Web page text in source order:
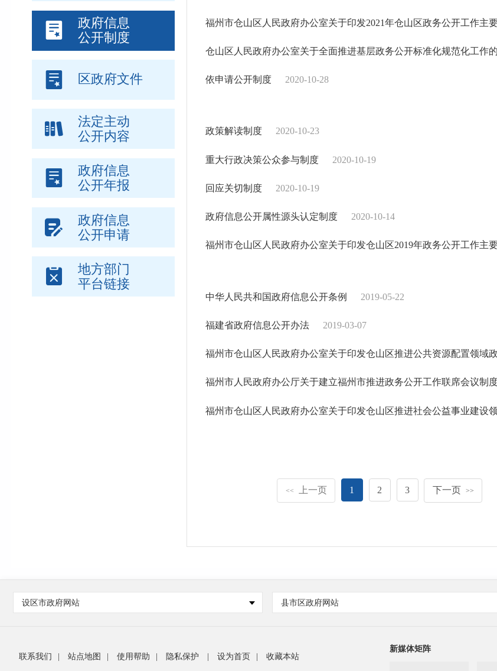
政府信息
公开制度
区政府文件
法定主动
公开内容
政府信息
公开年报
政府信息
公开申请
地方部门
平台链接
福州市仓山区人民政府办公室关于印发2021年仓山区政务公开工作主
仓山区人民政府办公室关于全面推进基层政务公开标准化规范化工作
依申请公开制度 2020-10-28
政策解读制度 2020-10-23
重大行政决策公众参与制度 2020-10-19
回应关切制度 2020-10-19
政府信息公开属性源头认定制度 2020-10-14
福州市仓山区人民政府办公室关于印发仓山区2019年政务公开工作主
中华人民共和国政府信息公开条例 2019-05-22
福建省政府信息公开办法 2019-03-07
福州市仓山区人民政府办公室关于印发仓山区推进公共资源配置领域
福州市人民政府办公厅关于建立福州市推进政务公开工作联席会议制
福州市仓山区人民政府办公室关于印发仓山区推进社会公益事业建设
<< 上一页 1 2 3 下一页 >>
设区市政府网站 县市区政府网站
联系我们 站点地图 使用帮助 隐私保护 设为首页 收藏本站
新媒体矩阵